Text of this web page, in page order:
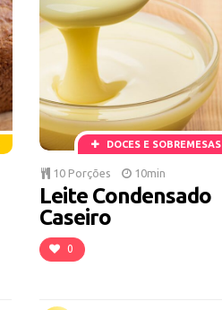
DOCES E SOBREMESAS
10 Porções 10min
Leite Condensado
Caseiro
0